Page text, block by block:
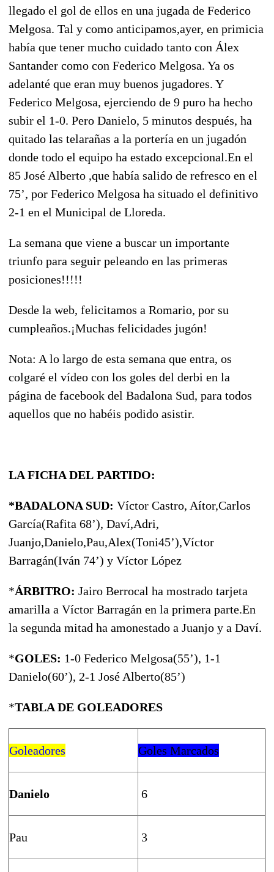
llegado el gol de ellos en una jugada de Federico
Melgosa. Tal y como anticipamos,ayer, en primicia
había que tener mucho cuidado tanto con Álex
Santander como con Federico Melgosa. Ya os
adelanté que eran muy buenos jugadores. Y
Federico Melgosa, ejerciendo de 9 puro ha hecho
subir el 1-0. Pero Danielo, 5 minutos después, ha
quitado las telarañas a la portería en un jugadón
donde todo el equipo ha estado excepcional.En el
85 José Alberto ,que había salido de refresco en el
75’, por Federico Melgosa ha situado el definitivo
2-1 en el Municipal de Lloreda.
La semana que viene a buscar un importante
triunfo para seguir peleando en las primeras
posiciones!!!!!
Desde la web, felicitamos a Romario, por su
cumpleaños.¡Muchas felicidades jugón!
Nota: A lo largo de esta semana que entra, os
colgaré el vídeo con los goles del derbi en la
página de facebook del Badalona Sud, para todos
aquellos que no habéis podido asistir.
LA FICHA DEL PARTIDO:
*BADALONA SUD: Víctor Castro, Aítor,Carlos
García(Rafita 68’), Daví,Adri,
Juanjo,Danielo,Pau,Alex(Toni45’),Víctor
Barragán(Iván 74’) y Víctor López
*ÁRBITRO: Jairo Berrocal ha mostrado tarjeta
amarilla a Víctor Barragán en la primera parte.En
la segunda mitad ha amonestado a Juanjo y a Daví.
*GOLES: 1-0 Federico Melgosa(55’), 1-1
Danielo(60’), 2-1 José Alberto(85’)
*TABLA DE GOLEADORES
Goleadores Goles Marcados
Danielo 6
Pau 3